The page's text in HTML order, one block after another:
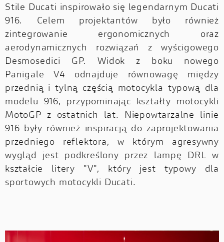
Stile Ducati inspirowało się legendarnym Ducati
916. Celem projektantów było również
zintegrowanie ergonomicznych oraz
aerodynamicznych rozwiązań z wyścigowego
Desmosedici GP. Widok z boku nowego
Panigale V4 odnajduje równowagę między
przednią i tylną częścią motocykla typową dla
modelu 916, przypominając kształty motocykli
MotoGP z ostatnich lat. Niepowtarzalne linie
916 były również inspiracją do zaprojektowania
przedniego reflektora, w którym agresywny
wygląd jest podkreślony przez lampę DRL w
kształcie litery "V", który jest typowy dla
sportowych motocykli Ducati.